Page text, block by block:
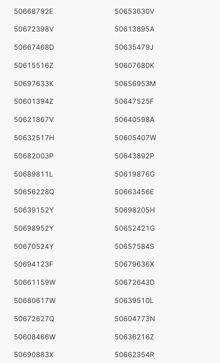
50668792E 50653630V
50672398V 50613895A
50667468D 50635479J
50615516Z 50607680K
50697633K 50656953M
50601394Z 50647525F
50621867V 50640598A
50632517H 50605407W
50682003P 50643892P
50689811L 50619876G
50656228Q 50663456E
50639152Y 50698205H
50698952Y 50652421G
50670524Y 50657584S
50694123F 50679636X
50661159W 50672643D
50680617W 50639510L
50672627Q 50604773N
50608466W 50636216Z
50690883X 50662354R